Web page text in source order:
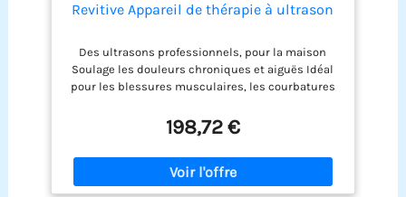
Revitive Appareil de thérapie à ultrason
Des ultrasons professionnels, pour la maison
Soulage les douleurs chroniques et aiguës Idéal
pour les blessures musculaires, les courbatures
guérison Détend les muscles
198,72 €